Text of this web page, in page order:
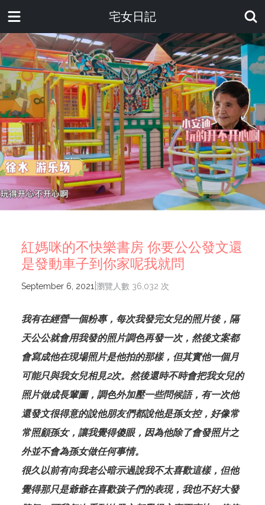
宅女日記
紅媽咪的不快樂書房 你要公公發文還
是發動車子到你家呢我就問
September 6, 2021 瀏覽人數 36,032 次
我有在經營一個粉專，每次我發完女兒的照片後，隔
天公公就會用我發的照片調色再發一次，然後文案都
會寫成他在現場照片是他拍的那樣，但其實他一個月
可能只與我女兒相見2次。然後還時不時會把我女兒的
照片做成長輩圖，調色外加壓一些問候語，有一次他
還發文很得意的說他朋友們都說他是孫女控，好像常
常照顧孫女，讓我覺得傻眼，因為他除了會發照片之
外並不會為孫女做任何事情。
很久以前有向我老公暗示過說我不太喜歡這樣，但他
覺得那只是爺爺在喜歡孩子們的表現，我也不好大發